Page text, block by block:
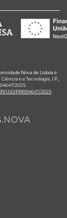
Nova de Lisboa é
e a Tecnologia, I.P.,
2025.
UID/PRR/04647/2025